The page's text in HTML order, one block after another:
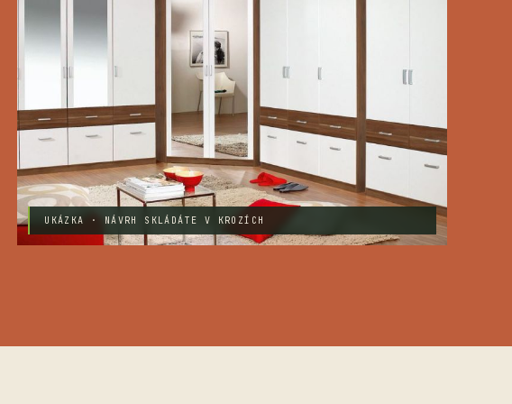
UKÁZKA · NÁVRH SKLÁDÁTE V KROZÍCH